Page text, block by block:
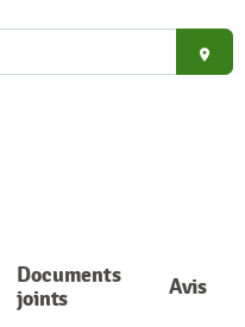
place
Documents
joints
Avis